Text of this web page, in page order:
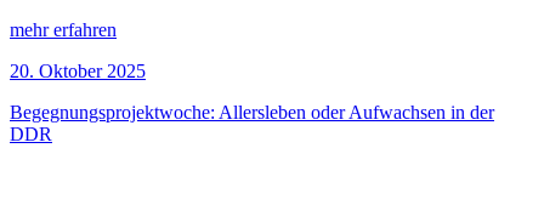
mehr erfahren
20. Oktober 2025
Begegnungsprojektwoche: Allersleben oder Aufwachsen in der
DDR